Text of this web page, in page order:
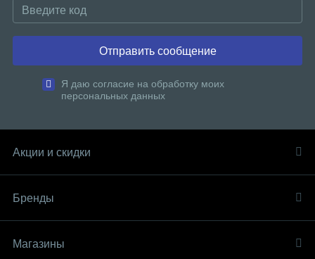
Отправить сообщение
Я даю согласие на обработку моих
персональных данных
Акции и скидки
Бренды
Магазины